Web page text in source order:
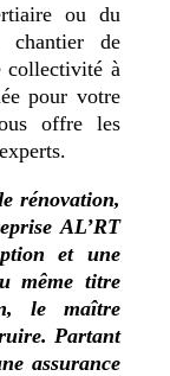
ou du
chantier de
collectivité à
pour votre
offre les
rénovation,
AL’RT
et une
même titre
le maître
Partant
assurance